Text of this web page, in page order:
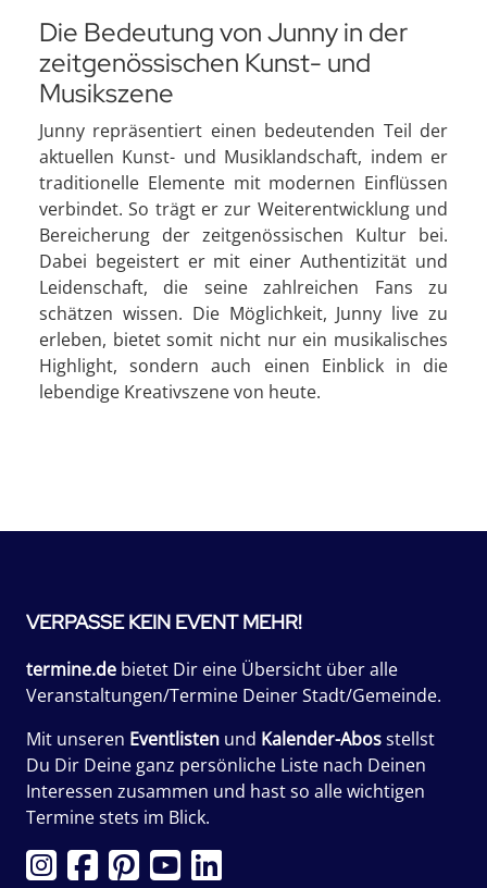
Die Bedeutung von Junny in der
zeitgenössischen Kunst- und
Musikszene
Junny repräsentiert einen bedeutenden Teil der
aktuellen Kunst- und Musiklandschaft, indem er
traditionelle Elemente mit modernen Einflüssen
verbindet. So trägt er zur Weiterentwicklung und
Bereicherung der zeitgenössischen Kultur bei.
Dabei begeistert er mit einer Authentizität und
Leidenschaft, die seine zahlreichen Fans zu
schätzen wissen. Die Möglichkeit, Junny live zu
erleben, bietet somit nicht nur ein musikalisches
Highlight, sondern auch einen Einblick in die
lebendige Kreativszene von heute.
VERPASSE KEIN EVENT MEHR!
termine.de bietet Dir eine Übersicht über alle
Veranstaltungen/Termine Deiner Stadt/Gemeinde.
Mit unseren Eventlisten und Kalender-Abosstellst
Du Dir Deine ganz persönliche Liste nach Deinen
Interessen zusammen und hast so alle wichtigen
Termine stets im Blick.